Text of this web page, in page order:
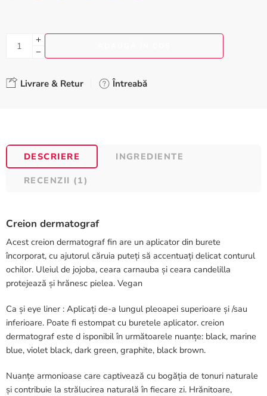
Livrare & Retur Întreabă
DESCRIERE
INGREDIENTE
RECENZII (1)
Creion dermatograf
Acest creion dermatograf fin are un aplicator din burete
încorporat, cu ajutorul căruia puteți să accentuați delicat conturul
ochilor. Uleiul de jojoba, ceara carnauba și ceara candelilla
protejează și hrănesc pielea. Vegan
Ca și eye liner : Aplicați de-a lungul pleoapei superioare și /sau
inferioare. Poate fi estompat cu buretele aplicator. creion
dermatograf este d isponibil în următoarele nuanțe: black, marine
blue, violet black, dark green, graphite, black brown.
Nuanțe armonioase care captivează cu bogăția de tonuri naturale
și contribuie la strălucirea naturală în fiecare zi. Hrănitoare,